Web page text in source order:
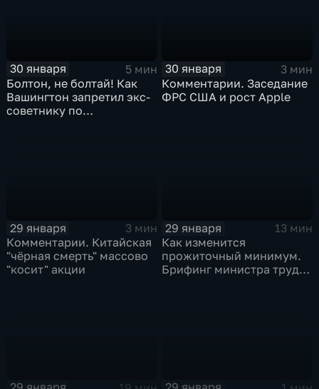
30 января
5 мин
Болтон, не болтай! Как
Вашингтон запретил экс-
советнику по
30 января
3 мин
Комментарии. Заседание
ФРС США и рост Apple
29 января
3 мин
Комментарии. Китайская
"чёрная смерть" массово
"косит" акции
29 января
13 мин
Как изменится
прожиточный минимум.
Брифинг министра труда